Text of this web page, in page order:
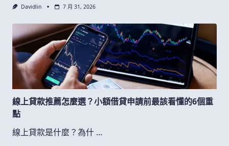
Davidlin 7 月 31, 2026
線上貸款推薦怎麼選？小額借貸申請前最該看懂的6個重
點
線上貸款是什麼？為什 ...